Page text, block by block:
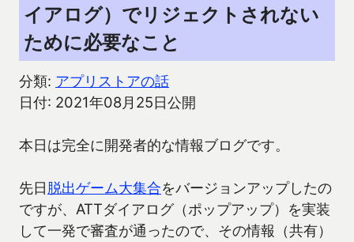
イアログ）でリジェクトされない
ために必要なこと
分類: アプリストアの話
日付: 2021年08月25日公開
本日は完全に開発者的な情報ブログです。
先日脱出ゲーム大集合をバージョンアップしたの
ですが、ATTダイアログ（ポップアップ）を実装
して一発で審査が通ったので、その情報（共有）